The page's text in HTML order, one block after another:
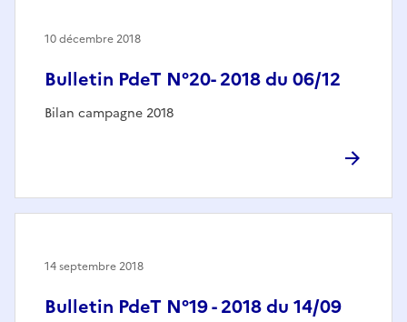
Bulletin PdeT N°20- 2018 du 06/12
Bilan campagne 2018
10 décembre 2018
Bulletin PdeT N°19 - 2018 du 14/09
14 septembre 2018